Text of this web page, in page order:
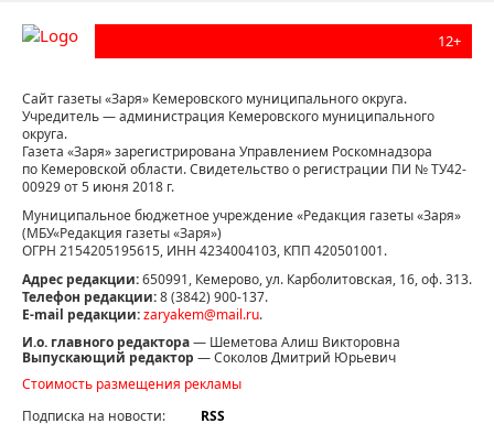
12+
Сайт газеты «Заря» Кемеровского муниципального округа.
Учредитель — администрация Кемеровского муниципального
округа.
Газета «Заря» зарегистрирована Управлением Роскомнадзора
по Кемеровской области. Свидетельство о регистрации ПИ № ТУ42-
00929 от 5 июня 2018 г.
Муниципальное бюджетное учреждение «Редакция газеты «Заря»
(МБУ«Редакция газеты «Заря»)
ОГРН 2154205195615, ИНН 4234004103, КПП 420501001.
Адрес редакции:650991, Кемерово, ул. Карболитовская, 16, оф. 313.
Телефон редакции:8 (3842) 900-137.
E-mail редакции:zaryakem@mail.ru.
И.о. главного редактора— Шеметова Алиш Викторовна
Выпускающий редактор — Соколов Дмитрий Юрьевич
Стоимость размещения рекламы
Подписка на новости:
RSS